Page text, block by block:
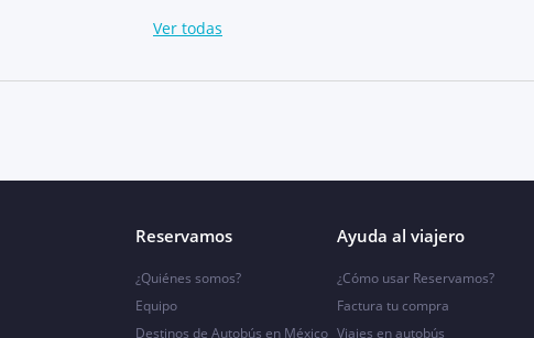
Ver todas
Reservamos
¿Quiénes somos?
Equipo
Destinos de Autobús en México
Ayuda al viajero
¿Cómo usar Reservamos?
Factura tu compra
Viajes en autobús